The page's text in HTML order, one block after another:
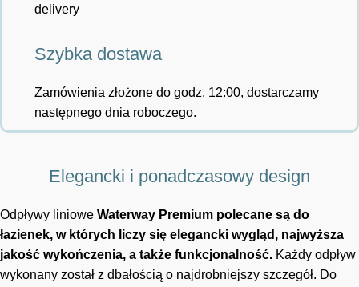
Szybka dostawa
Zamówienia złożone do godz. 12:00, dostarczamy
następnego dnia roboczego.
Elegancki i ponadczasowy design
Odpływy liniowe Waterway Premium polecane są do
łazienek, w których liczy się elegancki wygląd, najwyższa
jakość wykończenia, a także funkcjonalność. Każdy odpływ
wykonany został z dbałością o najdrobniejszy szczegół. Do